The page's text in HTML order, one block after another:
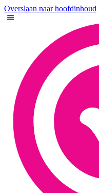
Overslaan naar hoofdinhoud